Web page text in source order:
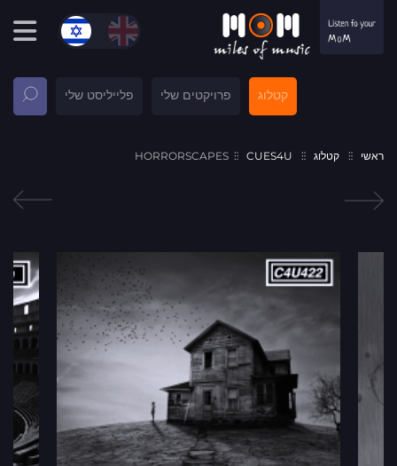
קטלוג פרויקטים שלי פלייליסט שלי
ראשי קטלוג CUES4U
HORRORSCAPES